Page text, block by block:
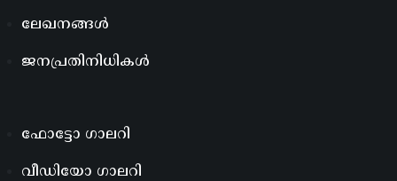
ലേഖനങ്ങൾ
ജനപ്രതിനിധികൾ
ഫോട്ടോ ഗാലറി
വീഡിയോ ഗാലറി